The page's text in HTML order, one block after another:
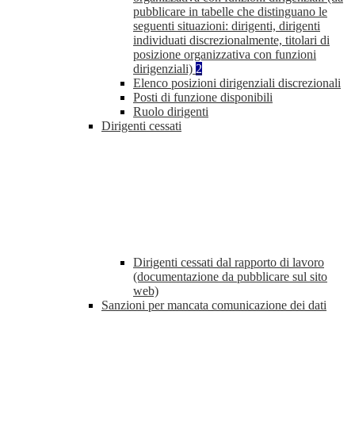
pubblicare in tabelle che distinguano le
seguenti situazioni: dirigenti, dirigenti
individuati discrezionalmente, titolari di
posizione organizzativa con funzioni
dirigenziali) 2
Elenco posizioni dirigenziali discrezionali
Posti di funzione disponibili
Ruolo dirigenti
Dirigenti cessati
Dirigenti cessati dal rapporto di lavoro
(documentazione da pubblicare sul sito
web)
Sanzioni per mancata comunicazione dei dati